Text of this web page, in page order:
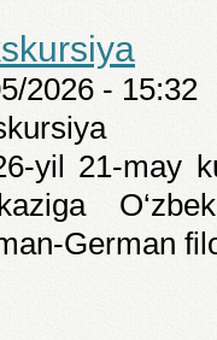
2026 - 15:32
yil 21-may
German